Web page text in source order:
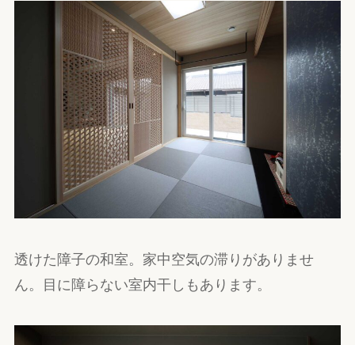
透けた障子の和室。家中空気の滞りがありませ
ん。目に障らない室内干しもあります。